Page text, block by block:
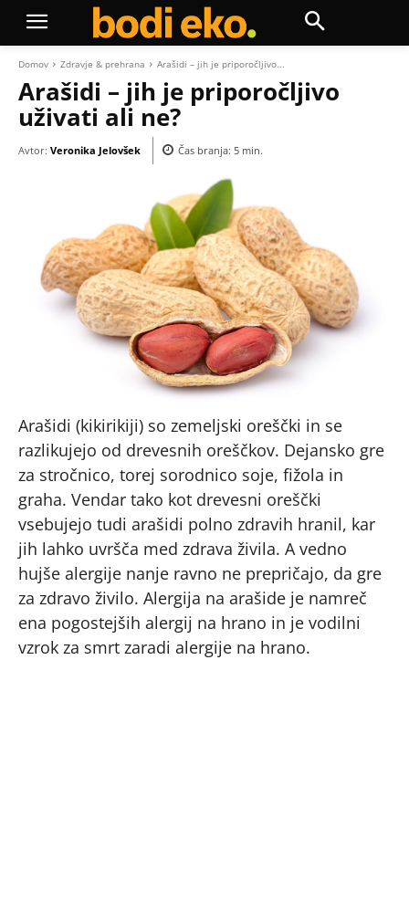
Domov Zdravje & prehrana Arašidi – jih je priporočljivo...
Arašidi – jih je priporočljivo
uživati ali ne?
Avtor: Veronika Jelovšek Čas branja: 5 min.
Arašidi (kikirikiji) so zemeljski oreščki in se
razlikujejo od drevesnih oreščkov. Dejansko gre
za stročnico, torej sorodnico soje, fižola in
graha. Vendar tako kot drevesni oreščki
vsebujejo tudi arašidi polno zdravih hranil, kar
jih lahko uvršča med zdrava živila. A vedno
hujše alergije nanje ravno ne prepričajo, da gre
za zdravo živilo. Alergija na arašide je namreč
ena pogostejših alergij na hrano in je vodilni
vzrok za smrt zaradi alergije na hrano.